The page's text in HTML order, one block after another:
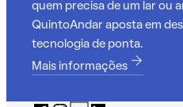
quem precisa de um lar ou
QuintoAndar aposta em
tecnologia de ponta.
Mais informações